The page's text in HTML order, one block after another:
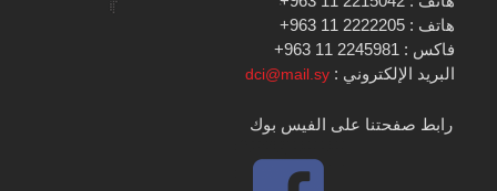
هاتف : 2222205 11 963+
فاكس : 2245981 11 963+
البريد الإلكتروني :dci@mail.sy
رابط صفحتنا على الفيس بوك